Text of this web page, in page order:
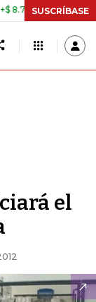
+2,19%
SUSCRÍBASE
el